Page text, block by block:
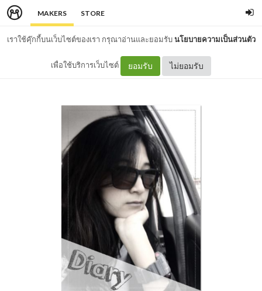
MAKERS STORE
เราใช้คุ๊กกี้บนเว็บไซต์ของเรา กรุณาอ่านและยอมรับนโยบายความเป็นส่วนตัว
เพื่อใช้บริการเว็บไซต์ ยอมรับ ไม่ยอมรับ